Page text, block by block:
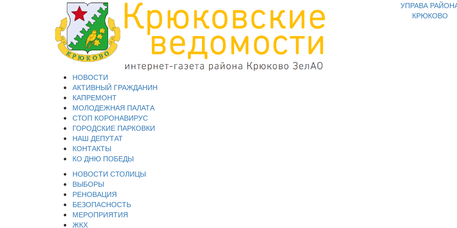
УПРАВА
КРЮКОВО
НОВОСТИ
АКТИВНЫЙ ГРАЖДАНИН
КАПРЕМОНТ
МОЛОДЕЖНАЯ ПАЛАТА
СТОП КОРОНАВИРУС
ГОРОДСКИЕ ПАРКОВКИ
НАШ ДЕПУТАТ
КОНТАКТЫ
КО ДНЮ ПОБЕДЫ
НОВОСТИ СТОЛИЦЫ
ВЫБОРЫ
РЕНОВАЦИЯ
БЕЗОПАСНОСТЬ
МЕРОПРИЯТИЯ
ЖКХ